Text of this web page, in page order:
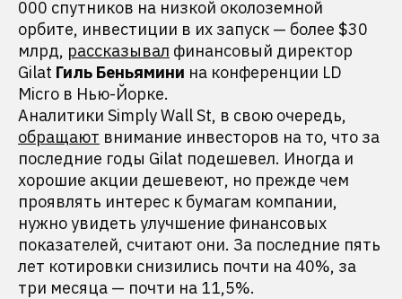
000 спутников на низкой околоземной
орбите, инвестиции в их запуск — более $30
млрд, рассказывал финансовый директор
Gilat Гиль Беньямини на конференции LD
Micro в Нью-Йорке.
Аналитики Simply Wall St, в свою очередь,
обращают внимание инвесторов на то, что за
последние годы Gilat подешевел. Иногда и
хорошие акции дешевеют, но прежде чем
проявлять интерес к бумагам компании,
нужно увидеть улучшение финансовых
показателей, считают они. За последние пять
лет котировки снизились почти на 40%, за
три месяца — почти на 11,5%.